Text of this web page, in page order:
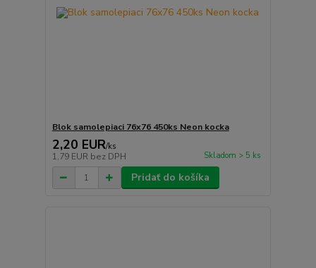
Blok samolepiaci 76x76 450ks Neon kocka
2,20 EUR/ks
1,79 EUR bez DPH Skladom > 5 ks
Pridať do košíka